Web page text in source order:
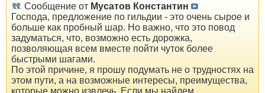
Сообщение от Мусатов Константин
Господа, предложение по гильдии - это очень сырое и
больше как пробный шар. Но важно, что это повод
задуматься, что, возможно есть дорожка,
позволяющая всем вместе пойти чуток более
быстрыми шагами.
По этой причине, я прошу подумать не о трудностях на
этом пути, а на возможные интересы, преимущества,
которые можно извлечь. Если мы найдем